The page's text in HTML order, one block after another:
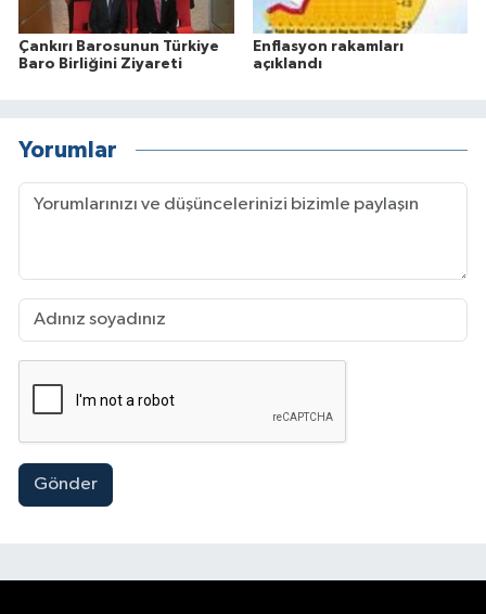
Çankırı Barosunun Türkiye
Baro Birliğini Ziyareti
Enflasyon rakamları
açıklandı
Yorumlar
Gönder